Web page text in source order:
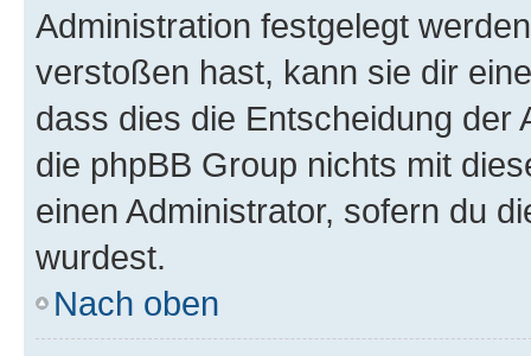
Administration festgelegt
verstoßen hast, kann sie dir
dass dies die Entscheidung der
die phpBB Group nichts mit
einen Administrator, sofern du
wurdest.
Nach oben